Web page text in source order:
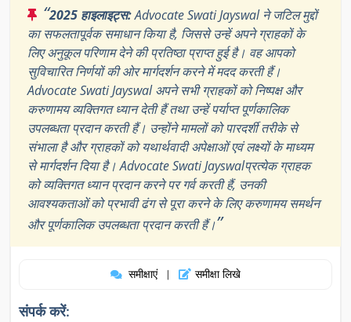
“2025 हाइलाइट्स:Advocate Swati Jayswal ने जटिल मुद्दों
का सफलतापूर्वक समाधान किया है, जिससे उन्हें अपने ग्राहकों के
लिए अनुकूल परिणाम देने की प्रतिष्ठा प्राप्त हुई है। वह आपको
सुविचारित निर्णयों की ओर मार्गदर्शन करने में मदद करती हैं।
Advocate Swati Jayswal अपने सभी ग्राहकों को निष्पक्ष और
करुणामय व्यक्तिगत ध्यान देती हैं तथा उन्हें पर्याप्त पूर्णकालिक
उपलब्धता प्रदान करती हैं। उन्होंने मामलों को पारदर्शी तरीके से
संभाला है और ग्राहकों को यथार्थवादी अपेक्षाओं एवं लक्ष्यों के माध्यम
से मार्गदर्शन दिया है। Advocate Swati Jayswalप्रत्येक ग्राहक
को व्यक्तिगत ध्यान प्रदान करने पर गर्व करती हैं, उनकी
आवश्यकताओं को प्रभावी ढंग से पूरा करने के लिए करुणामय समर्थन
और पूर्णकालिक उपलब्धता प्रदान करती हैं।”
समीक्षाएं | समीक्षा लिखे
संपर्क करें: